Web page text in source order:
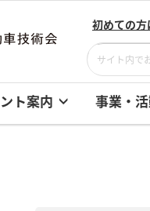
初めての方
ト案内 事業・